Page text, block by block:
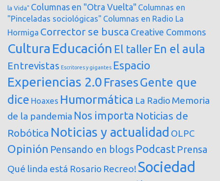
la Vida" Columnas en "Otra Vuelta" Columnas en
"Pinceladas sociológicas" Columnas en Radio La
Hormiga Corrector se busca Creative Commons
Cultura Educación El taller En el aula
Entrevistas Escritores y gigantes Espacio
Experiencias 2.0 FrasesGente que
dice Hoaxes Humormática La Radio Memoria
de la pandemia Nos importa Noticias de
Robótica Noticias y actualidad OLPC
Opinión Pensando en blogs Podcast Prensa
Qué linda está Rosario Recreo!Sociedad